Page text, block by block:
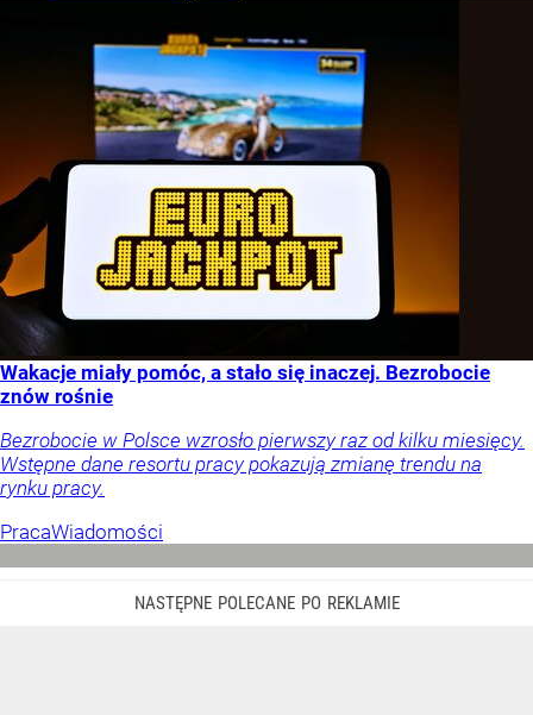
Wakacje miały pomóc, a stało się inaczej. Bezrobocie
znów rośnie
Bezrobocie w Polsce wzrosło pierwszy raz od kilku miesięcy.
Wstępne dane resortu pracy pokazują zmianę trendu na
rynku pracy.
PracaWiadomości